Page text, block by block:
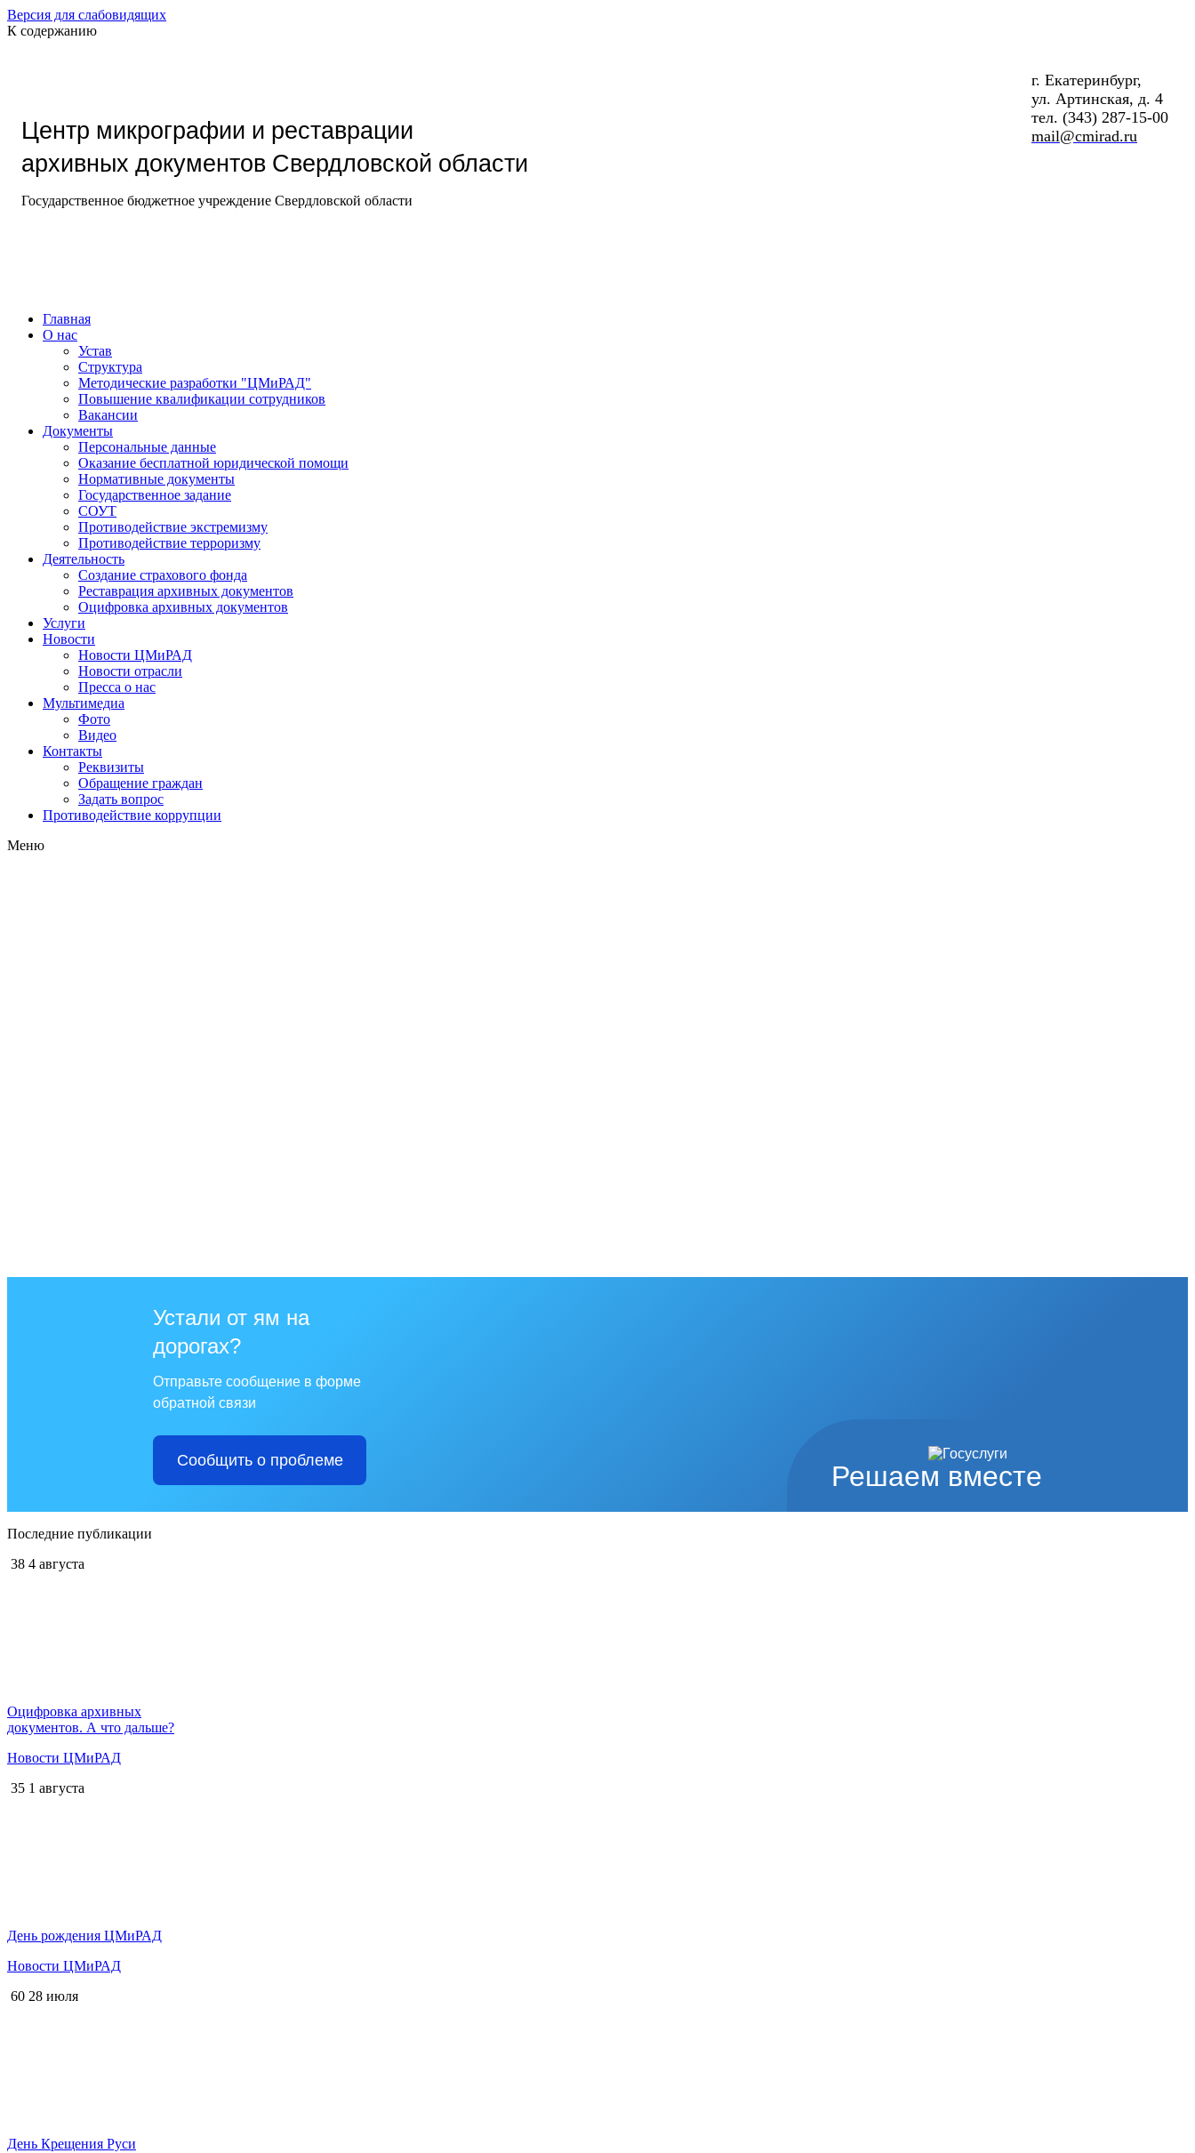
Версия для слабовидящих
К содержанию
Центр микрографии и реставрации
архивных документов Свердловской области
Государственное бюджетное учреждение Свердловской области
г. Екатеринбург,
ул. Артинская, д. 4
тел. (343) 287-15-00
mail@cmirad.ru
Главная
О нас
Устав
Структура
Методические разработки "ЦМиРАД"
Повышение квалификации сотрудников
Вакансии
Документы
Персональные данные
Оказание бесплатной юридической помощи
Нормативные документы
Государственное задание
СОУТ
Противодействие экстремизму
Противодействие терроризму
Деятельность
Создание страхового фонда
Реставрация архивных документов
Оцифровка архивных документов
Услуги
Новости
Новости ЦМиРАД
Новости отрасли
Пресса о нас
Мультимедиа
Фото
Видео
Контакты
Реквизиты
Обращение граждан
Задать вопрос
Противодействие коррупции
Меню
Решаем вместе
Устали от ям на
дорогах?
Отправьте сообщение в форме
обратной связи
Сообщить о проблеме
Последние публикации
38 4 августа
Оцифровка архивных
документов. А что дальше?
Новости ЦМиРАД
35 1 августа
День рождения ЦМиРАД
Новости ЦМиРАД
60 28 июля
День Крещения Руси